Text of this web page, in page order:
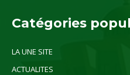
Catégories
LA UNE SITE
ACTUALITES